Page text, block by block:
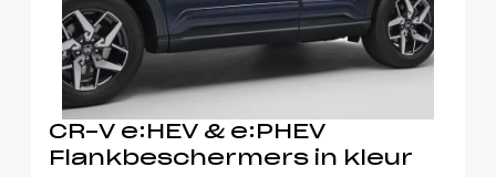
CR-V e:HEV & e:PHEV
Flankbeschermers in kleur